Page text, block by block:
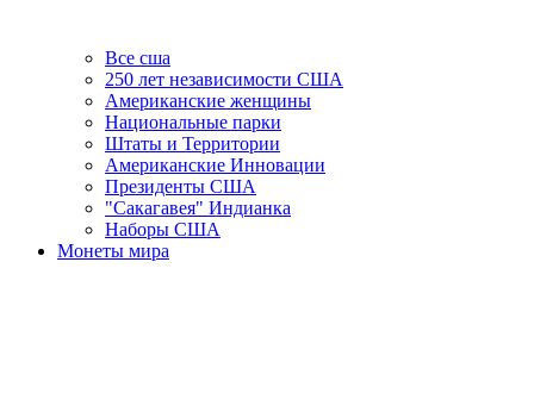
Все сша
250 лет независимости США
Американские женщины
Национальные парки
Штаты и Территории
Американские Инновации
Президенты США
"Сакагавея" Индианка
Наборы США
Монеты мира